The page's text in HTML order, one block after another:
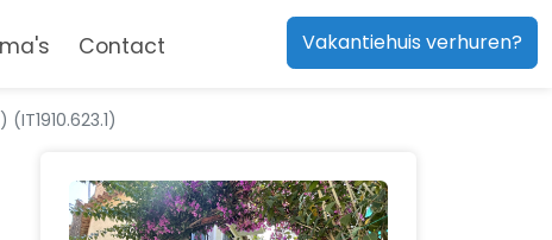
Contact Vakantiehuis verhuren?